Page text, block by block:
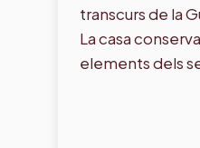
transcurs de la
La casa
elements dels